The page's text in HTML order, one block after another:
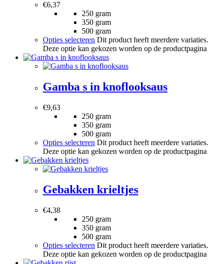
€6,37
250 gram
350 gram
500 gram
Opties selecteren Dit product heeft meerdere variaties.
Deze optie kan gekozen worden op de productpagina
Gamba s in knoflooksaus
€9,63
250 gram
350 gram
500 gram
Opties selecteren Dit product heeft meerdere variaties.
Deze optie kan gekozen worden op de productpagina
Gebakken krieltjes
€4,38
250 gram
350 gram
500 gram
Opties selecteren Dit product heeft meerdere variaties.
Deze optie kan gekozen worden op de productpagina